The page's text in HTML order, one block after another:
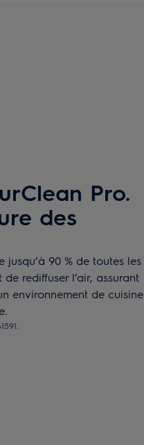
Pro.
des
90 % de toutes les
rediffuser l’air, assurant
environnement de cuisine